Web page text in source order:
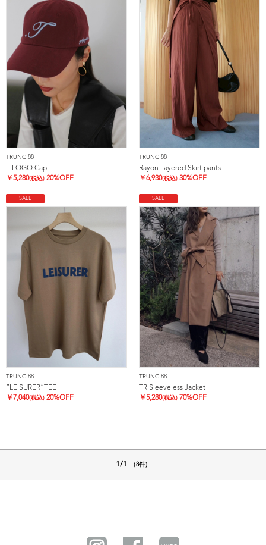
TRUNC 88
T LOGO Cap
￥5,280(税込) 20%OFF
TRUNC 88
Rayon Layered Skirt pants
￥6,930(税込) 30%OFF
SALE
TRUNC 88
”LEISURER”TEE
￥ 7,040(税込) 20%OFF
SALE
TRUNC 88
TR Sleeveless Jacket
￥5,280(税込) 70%OFF
1/1 （8件）